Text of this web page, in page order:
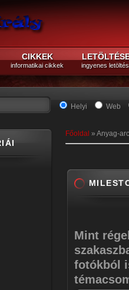
CIKKEK
informatikai cikkek ingyenes
Helyi Web
Főoldal » Anyag-
Mint
fotókból